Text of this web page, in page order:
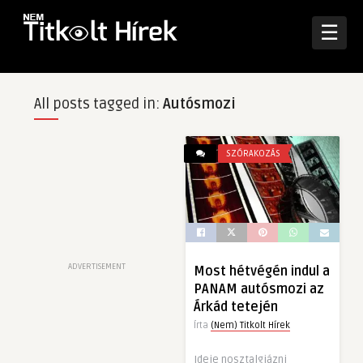
☰
All posts tagged in: Autósmozi
ADVERTISEMENT
SZÓRAKOZÁS
Most hétvégén indul a
PANAM autósmozi az
Árkád tetején
Írta (Nem) Titkolt Hírek
Ideje nosztalgiázni